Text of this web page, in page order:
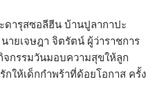
ดารุสซอลีฮีน บ้านปูลากาปะ
ายเจษฎา จิตรัตน์ ผู้ว่าราชการ
จกรรมวันมอบความสุขให้ลูก
ให้เด็กกำพร้าที่ด้อยโอกาส ครั้ง